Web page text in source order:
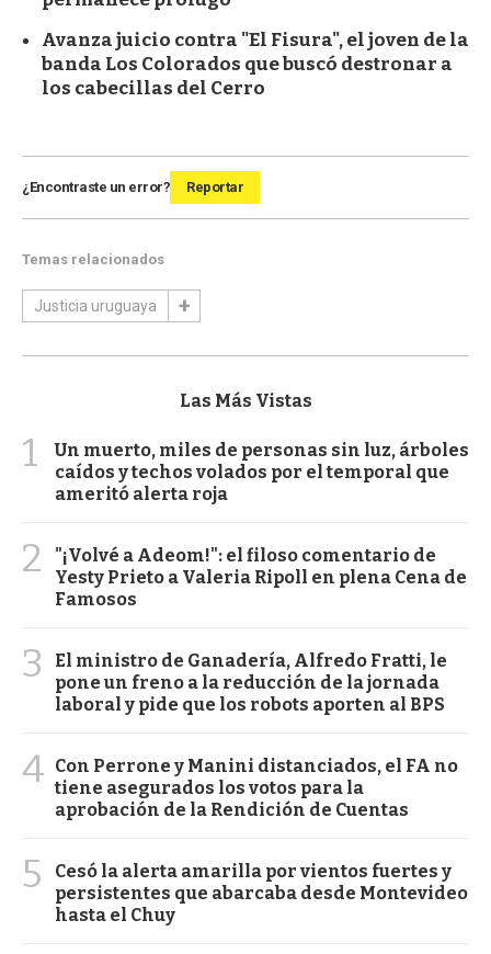
Avanza juicio contra "El Fisura", el joven de la
banda Los Colorados que buscó destronar a
los cabecillas del Cerro
¿Encontraste un error? Reportar
Temas relacionados
Justicia uruguaya
Las Más Vistas
1
Un muerto, miles de personas sin luz, árboles
caídos y techos volados por el temporal que
ameritó alerta roja
2
"¡Volvé a Adeom!": el filoso comentario de
Yesty Prieto a Valeria Ripoll en plena Cena de
Famosos
3
El ministro de Ganadería, Alfredo Fratti, le
pone un freno a la reducción de la jornada
laboral y pide que los robots aporten al BPS
4 Con Perrone y Manini distanciados, el FA no
tiene asegurados los votos para la
aprobación de la Rendición de Cuentas
5
Cesó la alerta amarilla por vientos fuertes y
persistentes que abarcaba desde Montevideo
hasta el Chuy